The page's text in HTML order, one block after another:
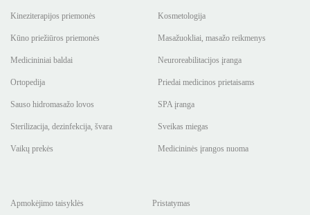
Kineziterapijos priemonės Kosmetologija
Kūno priežiūros priemonės Masažuokliai, masažo reikmenys
Medicininiai baldai Neuroreabilitacijos įranga
Ortopedija Priedai medicinos prietaisams
Sauso hidromasažo lovos SPA įranga
Sterilizacija, dezinfekcija, švara Sveikas miegas
Vaikų prekės Medicininės įrangos nuoma
Apmokėjimo taisyklės
Pristatymas